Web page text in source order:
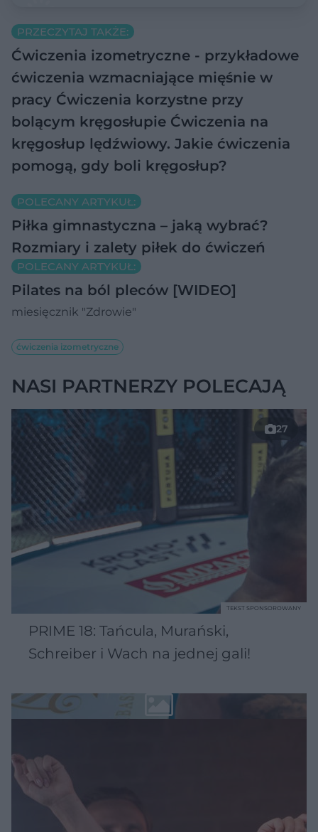
PRZECZYTAJ TAKŻE:
Ćwiczenia izometryczne - przykładowe
ćwiczenia wzmacniające mięśnie w
pracy Ćwiczenia korzystne przy
bolącym kręgosłupie Ćwiczenia na
kręgosłup lędźwiowy. Jakie ćwiczenia
pomogą, gdy boli kręgosłup?
POLECANY ARTYKUŁ:
Piłka gimnastyczna – jaką wybrać?
Rozmiary i zalety piłek do ćwiczeń
POLECANY ARTYKUŁ:
Pilates na ból pleców [WIDEO]
miesięcznik "Zdrowie"
ćwiczenia izometryczne
NASI PARTNERZY POLECAJĄ
27
PRIME 18: Tańcula, Murański,
Schreiber i Wach na jednej gali!
TEKST SPONSOROWANY